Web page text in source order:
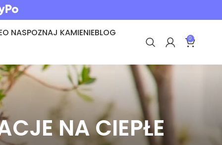
O NASPOZNAJ KAMIENIEBLOG
0
NA CIEPŁE